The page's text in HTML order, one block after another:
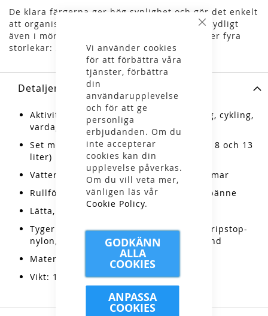
Stäng
Vi använder cookies
för att förbättra våra
tjänster, förbättra
din
användarupplevelse
och för att ge
personliga
erbjudanden. Om du
inte accepterar
cookies kan din
upplevelse påverkas.
Om du vill veta mer,
vänligen läs vår
Cookie Policy.
GODKÄNN
ALLA
COOKIES
ANPASSA
COOKIES
De klara färgerna ger hög synlighet och gör det enkelt
att organisera packningen. Varje påse syns tydligt
även i mörker eller dålig sikt. Setet innehåller fyra
storlekar: 3, 5, 8 och 13 liter.
Detaljer
Aktiviteter: vandring, camping, paddling, cykling,
vardag, resor
Set med fyra vattentäta packpåsar (3, 5, 8 och 13
liter)
Vattenpelare: 10 000 mm, svetsade sömmar
Rullförslutning med hypalonförstärkt spänne
Lätta, slitstarka och högsynliga färger
Tyger och teknologier: Återvunnen 70D ripstop-
nylon, PU-beläggning, bluesign®-godkänd
Material: 100% nylon
Vikt: 110g (set)